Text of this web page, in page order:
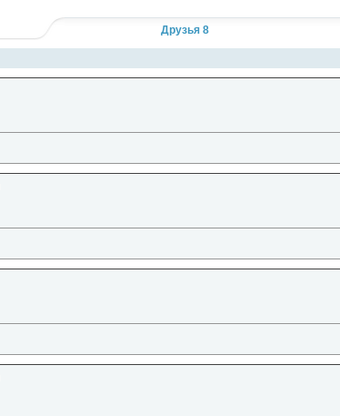
Кликните, чтобы прочесть полностью...
Друзья 8